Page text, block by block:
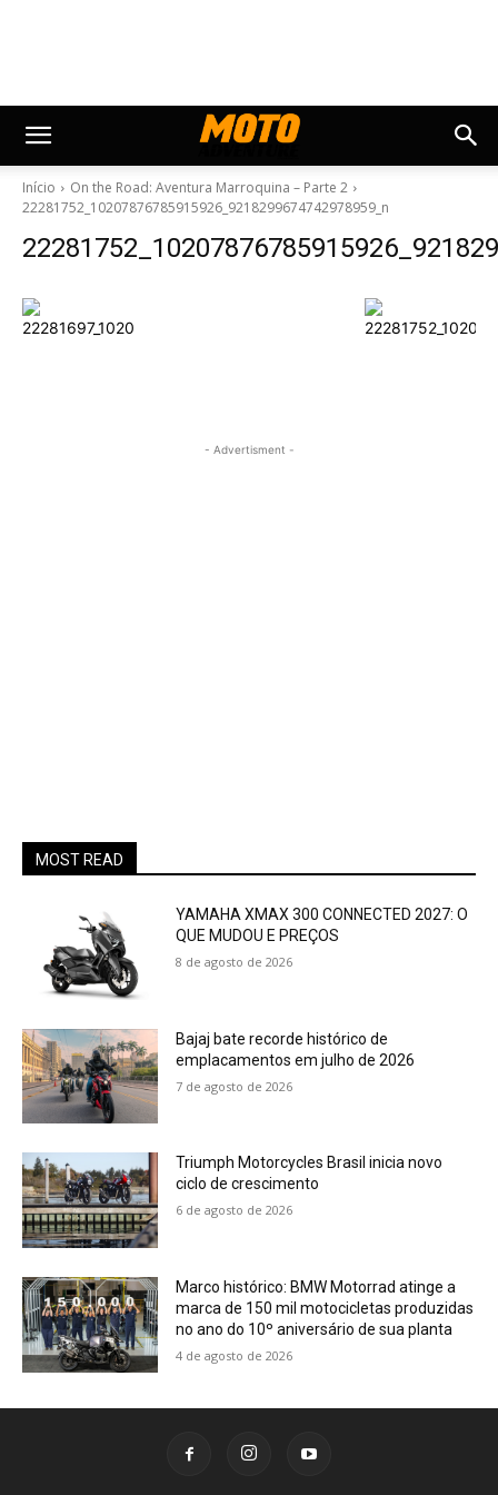
Início
On the Road: Aventura Marroquina – Parte 2
22281752_10207876785915926_9218299674742978959_n
- Advertisment -
MOST READ
YAMAHA XMAX 300 CONNECTED 2027: O
QUE MUDOU E PREÇOS
8 de agosto de 2026
Bajaj bate recorde histórico de
emplacamentos em julho de 2026
7 de agosto de 2026
Triumph Motorcycles Brasil inicia novo
ciclo de crescimento
6 de agosto de 2026
Marco histórico: BMW Motorrad atinge a
marca de 150 mil motocicletas produzidas
no ano do 10º aniversário de sua planta
4 de agosto de 2026